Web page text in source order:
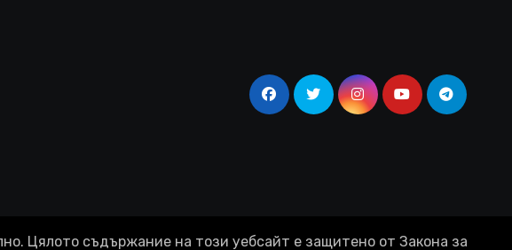
Цялото съдържание на този уебсайт е защитено от Закона за